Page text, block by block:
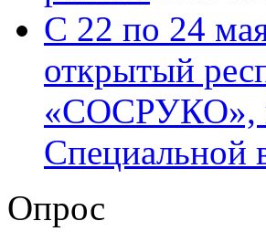
С 22 по 24
открытый
«СОСРУКО»,
Специальной
Опрос